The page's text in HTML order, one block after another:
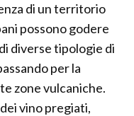
di un territorio
possono godere
diverse tipologie di
per la
zone vulcaniche.
vino pregiati,